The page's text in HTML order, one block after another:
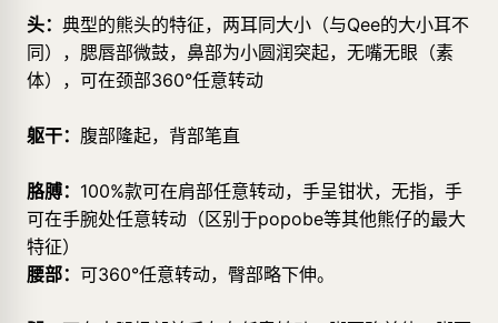
头： 典型的熊头的特征，两耳同大小（与Qee的大小耳不
同），腮唇部微鼓，鼻部为小圆润突起，无嘴无眼（素
体），可在颈部360°任意转动
躯干： 腹部隆起，背部笔直
胳膊： 100%款可在肩部任意转动，手呈钳状，无指，手
可在手腕处任意转动（区别于popobe等其他熊仔的最大
特征）
腰部： 可360°任意转动，臀部略下伸。